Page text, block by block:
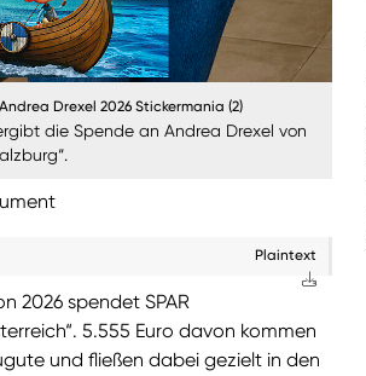
Drexel 2026 Stickermania (2)
die Spende an Andrea Drexel von
Plaintext
2026 spendet SPAR
5.555 Euro davon kommen
und fließen dabei gezielt in den